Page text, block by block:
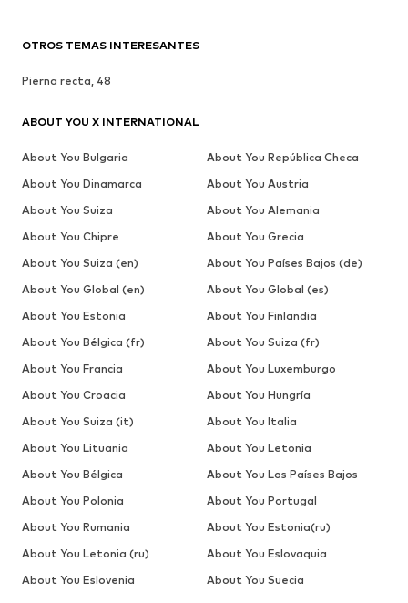
OTROS TEMAS INTERESANTES
Pierna recta, 48
ABOUT YOU X INTERNATIONAL
About You Bulgaria
About You República Checa
About You Dinamarca
About You Austria
About You Suiza
About You Alemania
About You Chipre
About You Grecia
About You Suiza (en)
About You Países Bajos (de)
About You Global (en)
About You Global (es)
About You Estonia
About You Finlandia
About You Bélgica (fr)
About You Suiza (fr)
About You Francia
About You Luxemburgo
About You Croacia
About You Hungría
About You Suiza (it)
About You Italia
About You Lituania
About You Letonia
About You Bélgica
About You Los Países Bajos
About You Polonia
About You Portugal
About You Rumania
About You Estonia(ru)
About You Letonia (ru)
About You Eslovaquia
About You Eslovenia
About You Suecia